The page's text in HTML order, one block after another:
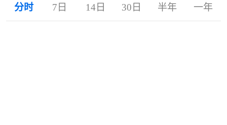
分时 7日 14日 30日 半年 一年